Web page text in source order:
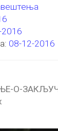
08-12-2016
О-